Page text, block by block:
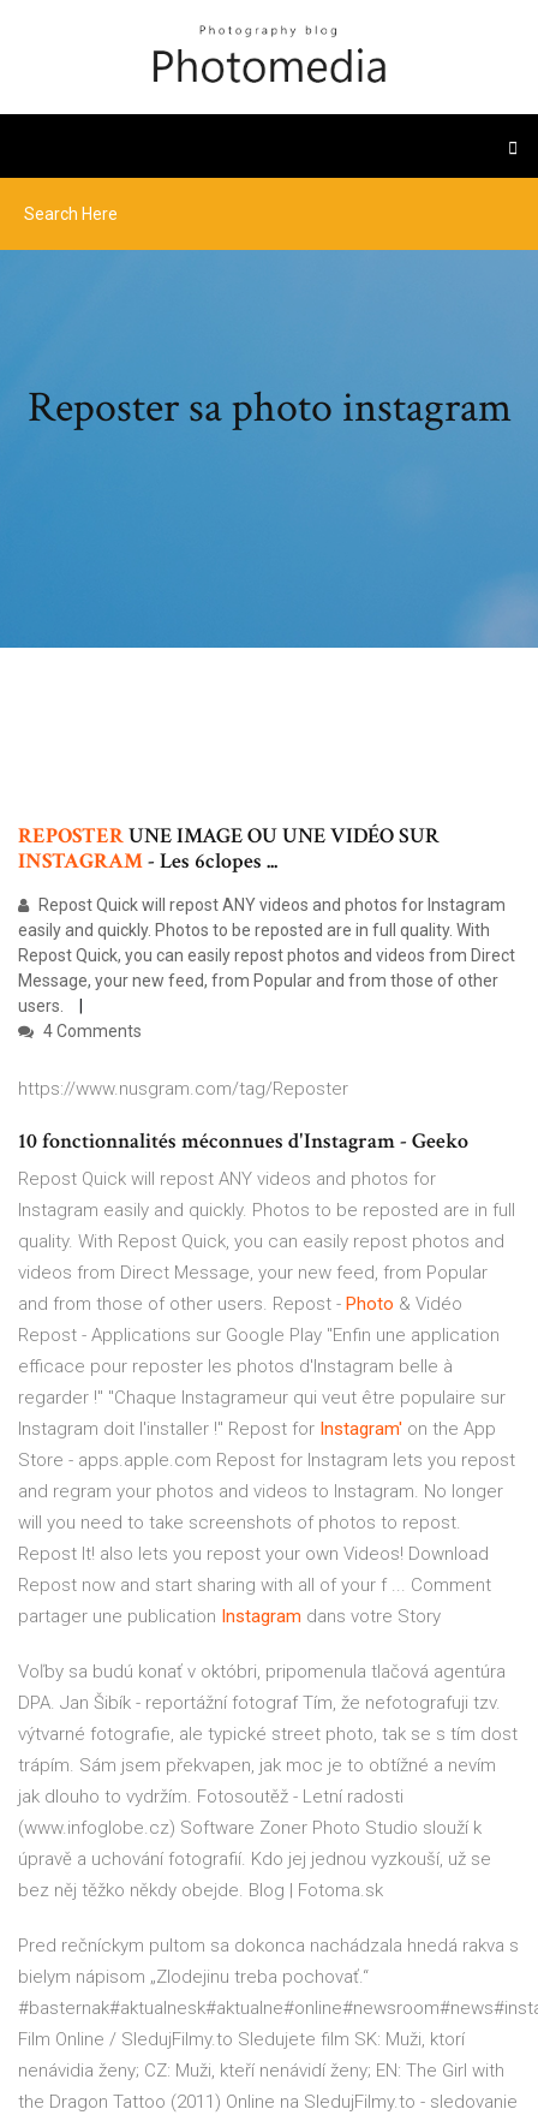
Reposter sa photo instagram
REPOSTERUNE IMAGE OU UNE VIDÉO SUR
INSTAGRAM- Les 6clopes ...
Repost Quick will repost ANY videos and photos for Instagram
easily and quickly. Photos to be reposted are in full quality. With
Repost Quick, you can easily repost photos and videos from Direct
Message, your new feed, from Popular and from those of other
users.
4 Comments
https://www.nusgram.com/tag/Reposter
10 fonctionnalités méconnues d'Instagram - Geeko
Repost Quick will repost ANY videos and photos for
Instagram easily and quickly. Photos to be reposted are in full
quality. With Repost Quick, you can easily repost photos and
videos from Direct Message, your new feed, from Popular
and from those of other users. Repost - Photo & Vidéo
Repost - Applications sur Google Play "Enfin une application
efficace pour reposter les photos d'Instagram belle à
regarder !" "Chaque Instagrameur qui veut être populaire sur
Instagram doit l'installer !" ‎Repost for Instagram' on the App
Store - apps.apple.com Repost for Instagram lets you repost
and regram your photos and videos to Instagram. No longer
will you need to take screenshots of photos to repost.
Repost It! also lets you repost your own Videos! Download
Repost now and start sharing with all of your f ... Comment
partager une publication Instagram dans votre Story
Voľby sa budú konať v októbri, pripomenula tlačová agentúra
DPA. Jan Šibík - reportážní fotografTím, že nefotografuji tzv.
výtvarné fotografie, ale typické street photo, tak se s tím dost
trápím. Sám jsem překvapen, jak moc je to obtížné a nevím
jak dlouho to vydržím. Fotosoutěž - Letní radosti
(www.infoglobe.cz) Software Zoner Photo Studio slouží k
úpravě a uchování fotografií. Kdo jej jednou vyzkouší, už se
bez něj těžko někdy obejde. Blog | Fotoma.sk
Pred rečníckym pultom sa dokonca nachádzala hnedá rakva s
bielym nápisom „Zlodejinu treba pochovať.“
Film Online / SledujFilmy.to Sledujete film SK: Muži, ktorí
nenávidia ženy; CZ: Muži, kteří nenávidí ženy; EN: The Girl with
the Dragon Tattoo (2011) Online na SledujFilmy.to - sledovanie